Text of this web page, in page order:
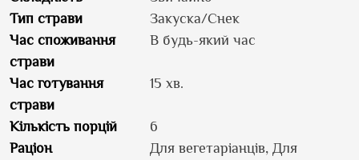
Тип страви
Закуска/Снек
Час споживання
страви
В будь-який час
Час готування
страви
15 хв.
Кількість порцій
6
Раціон
Для вегетаріанців, Для